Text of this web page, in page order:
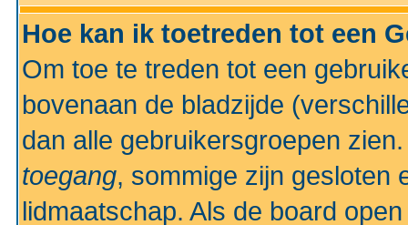
Hoe kan ik toetreden tot een
Om toe te treden tot een
bovenaan de bladzijde
dan alle gebruikersgroepen
toegang, sommige zijn gesloten
lidmaatschap. Als de board